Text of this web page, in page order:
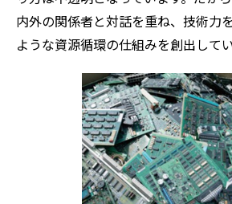
内外の関係者と対話を重ね、技術力
ような資源循環の仕組みを創出してい